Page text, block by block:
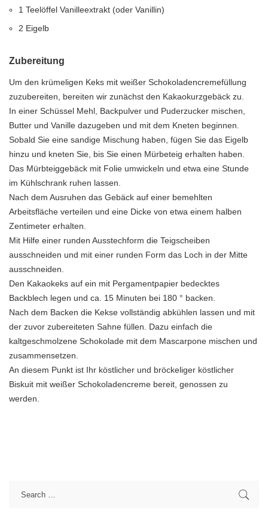
1 Teelöffel Vanilleextrakt (oder Vanillin)
2 Eigelb
Zubereitung
Um den krümeligen Keks mit weißer Schokoladencremefüllung
zuzubereiten, bereiten wir zunächst den Kakaokurzgebäck zu.
In einer Schüssel Mehl, Backpulver und Puderzucker mischen,
Butter und Vanille dazugeben und mit dem Kneten beginnen.
Sobald Sie eine sandige Mischung haben, fügen Sie das Eigelb
hinzu und kneten Sie, bis Sie einen Mürbeteig erhalten haben.
Das Mürbteiggebäck mit Folie umwickeln und etwa eine Stunde
im Kühlschrank ruhen lassen.
Nach dem Ausruhen das Gebäck auf einer bemehlten
Arbeitsfläche verteilen und eine Dicke von etwa einem halben
Zentimeter erhalten.
Mit Hilfe einer runden Ausstechform die Teigscheiben
ausschneiden und mit einer runden Form das Loch in der Mitte
ausschneiden.
Den Kakaokeks auf ein mit Pergamentpapier bedecktes
Backblech legen und ca. 15 Minuten bei 180 ° backen.
Nach dem Backen die Kekse vollständig abkühlen lassen und mit
der zuvor zubereiteten Sahne füllen. Dazu einfach die
kaltgeschmolzene Schokolade mit dem Mascarpone mischen und
zusammensetzen.
An diesem Punkt ist Ihr köstlicher und bröckeliger köstlicher
Biskuit mit weißer Schokoladencreme bereit, genossen zu
werden.